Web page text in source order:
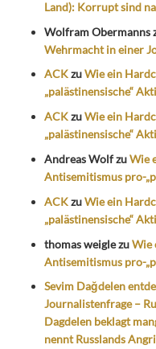
Land): Korrupt sind
Wolfram Obermanns
Wehrmacht in einer
ACKzuWie ein
„palästinensische“
ACKzuWie ein
„palästinensische“
Andreas WolfzuWie
Antisemitismus pro-
ACKzuWie ein
„palästinensische“
thomas weiglezuWie
Antisemitismus pro-
Sevim Dağdelen
Journalistenfrage –
Dagdelen beklagt
nennt Russlands